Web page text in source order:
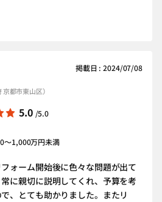
掲載日 : 2024/07/08
都市東山区）
5.0 /5.0
～1,000万円未満
ォーム開始後に色々な問題が出て
に親切に説明してくれ、予算を考
、とても助かりました。またリ